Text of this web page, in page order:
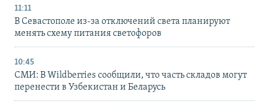
11:11
В Севастополе из-за отключений света планируют
менять схему питания светофоров
10:45
СМИ: В Wildberries сообщили, что часть складов могут
перенести в Узбекистан и Беларусь